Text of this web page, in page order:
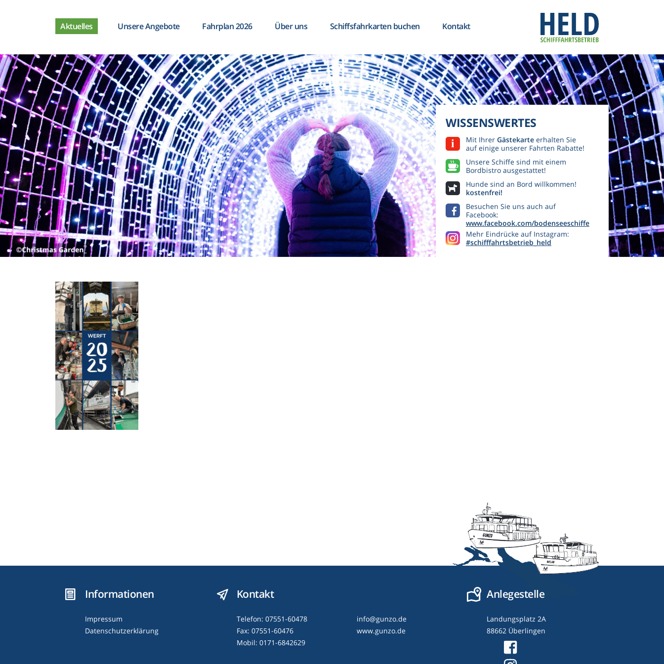
Aktuelles Unsere Angebote Fahrplan 2026 Über uns Schiffsfahrkarten buchen Kontakt
WISSENSWERTES
Mit Ihrer Gästekarte erhalten Sie
auf einige unserer Fahrten Rabatte!
Unsere Schiffe sind mit einem
Bordbistro ausgestattet!
Hunde sind an Bord willkommen!
kostenfrei!
Besuchen Sie uns auch auf
Facebook:
www.facebook.com/bodenseeschiffe
Mehr Eindrücke auf Instagram:
#schifffahrtsbetrieb_held
Informationen
Impressum
Datenschutzerklärung
Kontakt
Telefon: 07551-60478
Fax: 07551-60476
Mobil: 0171-6842629
info@gunzo.de
www.gunzo.de
Anlegestelle
Landungsplatz 2A
88662 Überlingen